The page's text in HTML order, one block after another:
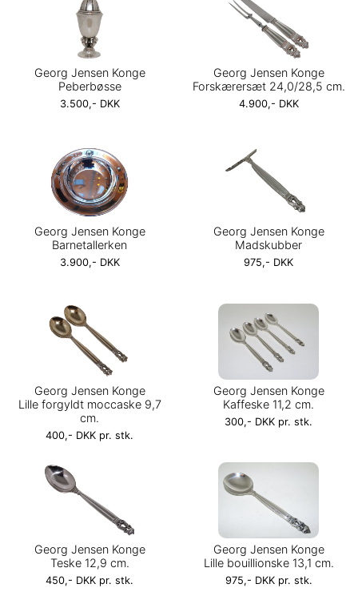
Georg Jensen Konge
Peberbøsse
3.500,- DKK
Georg Jensen Konge
Forskærersæt 24,0/28,5 cm.
4.900,- DKK
Georg Jensen Konge
Barnetallerken
3.900,- DKK
Georg Jensen Konge
Madskubber
975,- DKK
Georg Jensen Konge
Lille forgyldt moccaske 9,7
cm.
400,- DKK pr. stk.
Georg Jensen Konge
Kaffeske 11,2 cm.
300,- DKK pr. stk.
Georg Jensen Konge
Teske 12,9 cm.
450,- DKK pr. stk.
Georg Jensen Konge
Lille bouillionske 13,1 cm.
975,- DKK pr. stk.